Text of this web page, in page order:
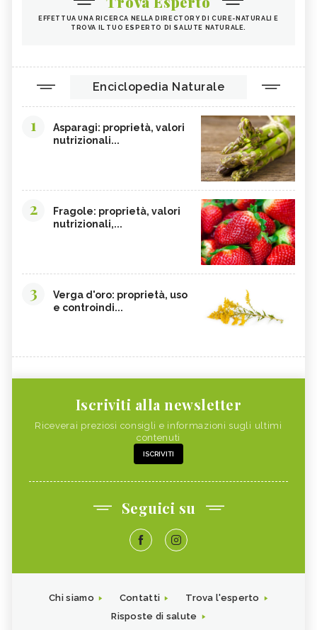
EFFETTUA UNA RICERCA NELLA DIRECTORY DI CURE-NATURALI E
TROVA IL TUO ESPERTO DI SALUTE NATURALE.
Enciclopedia Naturale
1
Asparagi: proprietà, valori
nutrizionali...
2
Fragole: proprietà, valori
nutrizionali,...
3
Verga d'oro: proprietà, uso
e controindi...
Iscriviti alla newsletter
Riceverai preziosi consigli e informazioni sugli ultimi
contenuti
ISCRIVITI
Seguici su
Chi siamo Contatti
Trova l'esperto
Risposte di salute